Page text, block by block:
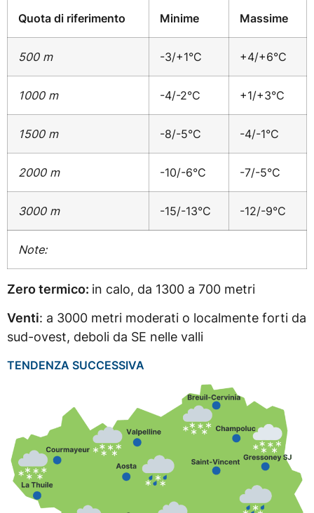
Quota di riferimento Minime Massime
500 m -3/+1°C +4/+6°C
1000 m -4/-2°C +1/+3°C
1500 m -8/-5°C -4/-1°C
2000 m -10/-6°C -7/-5°C
3000 m -15/-13°C -12/-9°C
Note:
Zero termico: in calo, da 1300 a 700 metri
Venti: a 3000 metri moderati o localmente forti da
sud-ovest, deboli da SE nelle valli
TENDENZA SUCCESSIVA